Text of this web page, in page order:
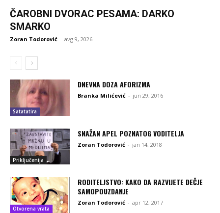
ČAROBNI DVORAC PESAMA: DARKO
SMARKO
Zoran Todorović - avg 9, 2026
Satatatira
DNEVNA DOZA AFORIZMA
Branka Milićević - jun 29, 2016
Priključenija
SNAŽAN APEL POZNATOG VODITELJA
Zoran Todorović - jan 14, 2018
Otvorena vrata
RODITELJSTVO: KAKO DA RAZVIJETE DEČJE
SAMOPOUZDANJE
Zoran Todorović - apr 12, 2017